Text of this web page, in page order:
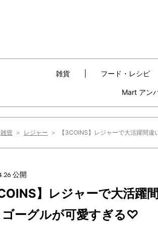
雑貨 フード・レシピ
Mart アン
雑貨 レジャー 【3COINS】レジャーで大活躍間
公開
】レジャーで大活躍
ーグルが可愛すぎる♡